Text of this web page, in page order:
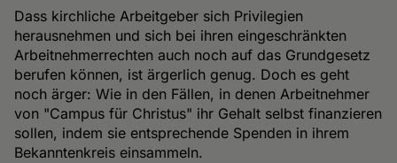
Dass kirchliche Arbeitgeber sich Privilegien
herausnehmen und sich bei ihren eingeschränkten
Arbeitnehmerrechten auch noch auf das Grundgesetz
berufen können, ist ärgerlich genug. Doch es geht
noch ärger: Wie in den Fällen, in denen Arbeitnehmer
von "Campus für Christus" ihr Gehalt selbst finanzieren
sollen, indem sie entsprechende Spenden in ihrem
Bekanntenkreis einsammeln.